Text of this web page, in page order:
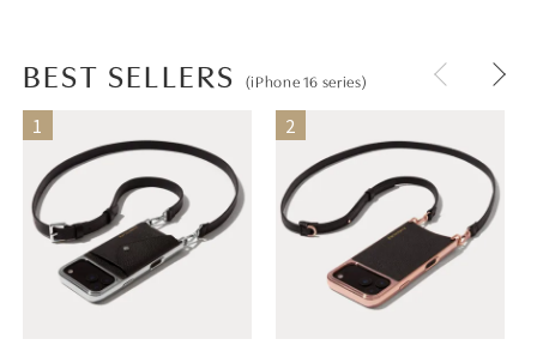
BEST SELLERS (iPhone 16 series)